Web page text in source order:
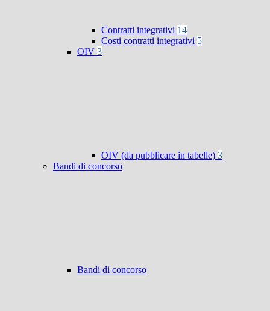
Contratti integrativi 14
Costi contratti integrativi 5
OIV 3
OIV (da pubblicare in tabelle) 3
Bandi di concorso
Bandi di concorso